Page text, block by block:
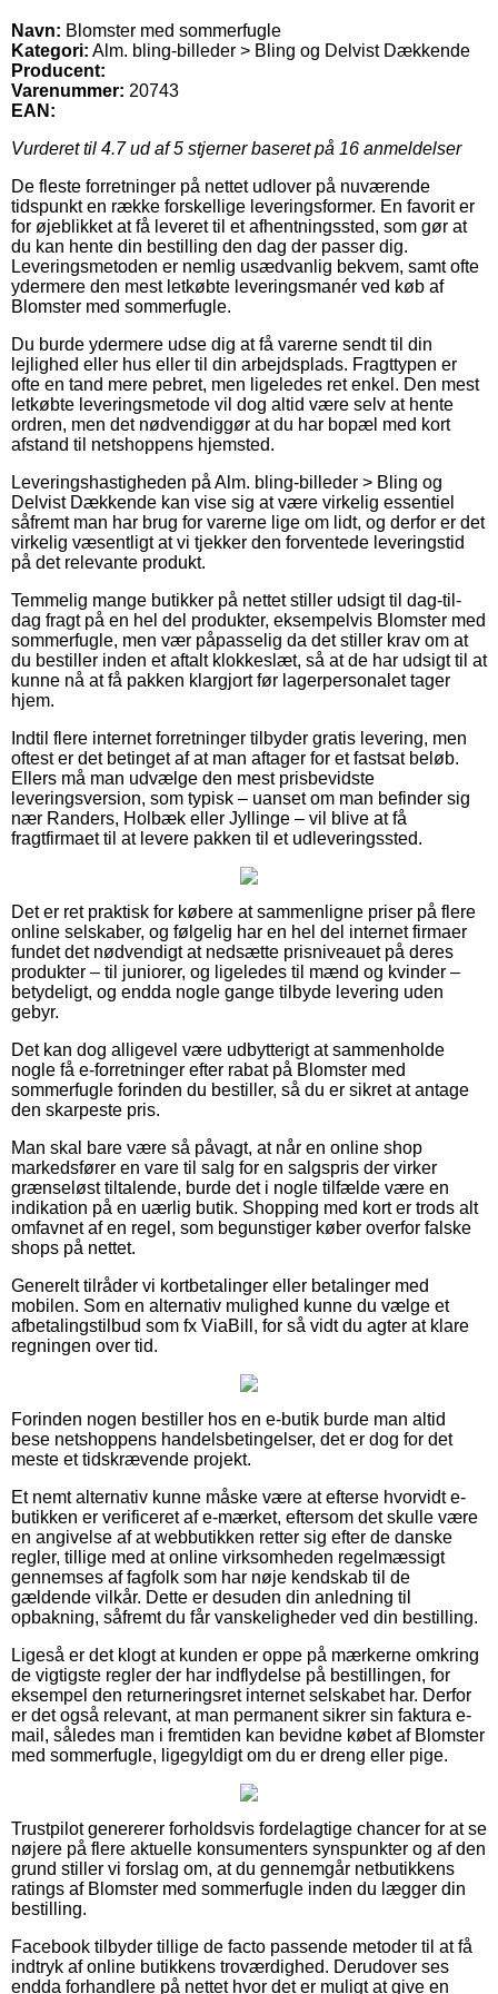
Navn: Blomster med sommerfugle
Kategori: Alm. bling-billeder > Bling og Delvist Dækkende
Producent:
Varenummer: 20743
EAN:
Vurderet til 4.7ud af 5 stjerner baseret på 16 anmeldelser
De fleste forretninger på nettet udlover på nuværende
tidspunkt en række forskellige leveringsformer. En favorit er
for øjeblikket at få leveret til et afhentningssted, som gør at
du kan hente din bestilling den dag der passer dig.
Leveringsmetoden er nemlig usædvanlig bekvem, samt ofte
ydermere den mest letkøbte leveringsmanér ved køb af
Blomster med sommerfugle.
Du burde ydermere udse dig at få varerne sendt til din
lejlighed eller hus eller til din arbejdsplads. Fragttypen er
ofte en tand mere pebret, men ligeledes ret enkel. Den mest
letkøbte leveringsmetode vil dog altid være selv at hente
ordren, men det nødvendiggør at du har bopæl med kort
afstand til netshoppens hjemsted.
Leveringshastigheden på Alm. bling-billeder > Bling og
Delvist Dækkende kan vise sig at være virkelig essentiel
såfremt man har brug for varerne lige om lidt, og derfor er det
virkelig væsentligt at vi tjekker den forventede leveringstid
på det relevante produkt.
Temmelig mange butikker på nettet stiller udsigt til dag-til-
dag fragt på en hel del produkter, eksempelvis Blomster med
sommerfugle, men vær påpasselig da det stiller krav om at
du bestiller inden et aftalt klokkeslæt, så at de har udsigt til at
kunne nå at få pakken klargjort før lagerpersonalet tager
hjem.
Indtil flere internet forretninger tilbyder gratis levering, men
oftest er det betinget af at man aftager for et fastsat beløb.
Ellers må man udvælge den mest prisbevidste
leveringsversion, som typisk – uanset om man befinder sig
nær Randers, Holbæk eller Jyllinge – vil blive at få
fragtfirmaet til at levere pakken til et udleveringssted.
Det er ret praktisk for købere at sammenligne priser på flere
online selskaber, og følgelig har en hel del internet firmaer
fundet det nødvendigt at nedsætte prisniveauet på deres
produkter – til juniorer, og ligeledes til mænd og kvinder –
betydeligt, og endda nogle gange tilbyde levering uden
gebyr.
Det kan dog alligevel være udbytterigt at sammenholde
nogle få e-forretninger efter rabat på Blomster med
sommerfugle forinden du bestiller, så du er sikret at antage
den skarpeste pris.
Man skal bare være så påvagt, at når en online shop
markedsfører en vare til salg for en salgspris der virker
grænseløst tiltalende, burde det i nogle tilfælde være en
indikation på en uærlig butik. Shopping med kort er trods alt
omfavnet af en regel, som begunstiger køber overfor falske
shops på nettet.
Generelt tilråder vi kortbetalinger eller betalinger med
mobilen. Som en alternativ mulighed kunne du vælge et
afbetalingstilbud som fx ViaBill, for så vidt du agter at klare
regningen over tid.
Forinden nogen bestiller hos en e-butik burde man altid
bese netshoppens handelsbetingelser, det er dog for det
meste et tidskrævende projekt.
Et nemt alternativ kunne måske være at efterse hvorvidt e-
butikken er verificeret af e-mærket, eftersom det skulle være
en angivelse af at webbutikken retter sig efter de danske
regler, tillige med at online virksomheden regelmæssigt
gennemses af fagfolk som har nøje kendskab til de
gældende vilkår. Dette er desuden din anledning til
opbakning, såfremt du får vanskeligheder ved din bestilling.
Ligeså er det klogt at kunden er oppe på mærkerne omkring
de vigtigste regler der har indflydelse på bestillingen, for
eksempel den returneringsret internet selskabet har. Derfor
er det også relevant, at man permanent sikrer sin faktura e-
mail, således man i fremtiden kan bevidne købet af Blomster
med sommerfugle, ligegyldigt om du er dreng eller pige.
Trustpilot genererer forholdsvis fordelagtige chancer for at se
nøjere på flere aktuelle konsumenters synspunkter og af den
grund stiller vi forslag om, at du gennemgår netbutikkens
ratings af Blomster med sommerfugle inden du lægger din
bestilling.
Facebook tilbyder tillige de facto passende metoder til at få
indtryk af online butikkens troværdighed. Derudover ses
endda forhandlere på nettet hvor det er muligt at give en